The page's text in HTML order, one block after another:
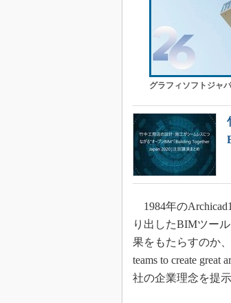
グラフィソフトジャ
1984年の
り出したBIMツー
果をもたらすのか
teams to create
社の企業理念を提示